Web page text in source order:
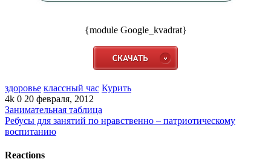
{module Google_kvadrat}
здоровье классный час Курить
4k 0 20 февраля, 2012
Занимательная таблица
Ребусы для занятий по нравственно – патриотическому
воспитанию
Reactions